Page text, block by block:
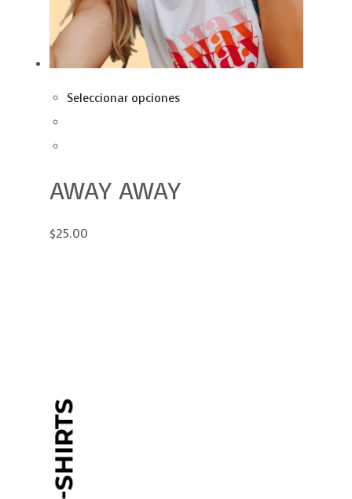
Seleccionar opciones
AWAY AWAY
$25.00